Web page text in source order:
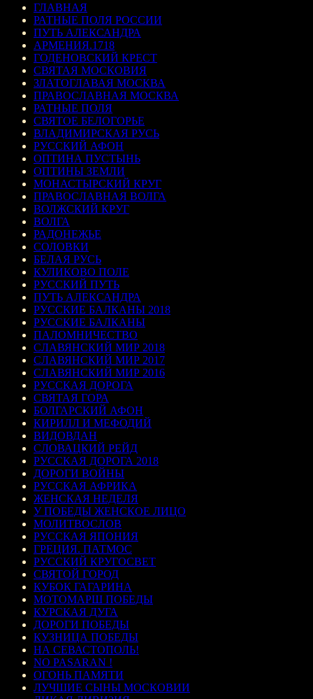
ГЛАВНАЯ
РАТНЫЕ ПОЛЯ РОССИИ
ПУТЬ АЛЕКСАНДРА
АРМЕНИЯ.1718
ГОДЕНОВСКИЙ КРЕСТ
СВЯТАЯ МОСКОВИЯ
ЗЛАТОГЛАВАЯ МОСКВА
ПРАВОСЛАВНАЯ МОСКВА
РАТНЫЕ ПОЛЯ
СВЯТОЕ БЕЛОГОРЬЕ
ВЛАДИМИРСКАЯ РУСЬ
РУССКИЙ АФОН
ОПТИНА ПУСТЫНЬ
ОПТИНЫ ЗЕМЛИ
МОНАСТЫРСКИЙ КРУГ
ПРАВОСЛАВНАЯ ВОЛГА
ВОЛЖСКИЙ КРУГ
ВОЛГА
РАДОНЕЖЬЕ
СОЛОВКИ
БЕЛАЯ РУСЬ
КУЛИКОВО ПОЛЕ
РУССКИЙ ПУТЬ
ПУТЬ АЛЕКСАНДРА
РУССКИЕ БАЛКАНЫ 2018
РУССКИЕ БАЛКАНЫ
ПАЛОМНИЧЕСТВО
СЛАВЯНСКИЙ МИР 2018
СЛАВЯНСКИЙ МИР 2017
СЛАВЯНСКИЙ МИР 2016
РУССКАЯ ДОРОГА
СВЯТАЯ ГОРА
БОЛГАРСКИЙ АФОН
КИРИЛЛ И МЕФОДИЙ
ВИДОВДАН
СЛОВАЦКИЙ РЕЙД
РУССКАЯ ДОРОГА 2018
ДОРОГИ ВОЙНЫ
РУССКАЯ АФРИКА
ЖЕНСКАЯ НЕДЕЛЯ
У ПОБЕДЫ ЖЕНСКОЕ ЛИЦО
МОЛИТВОСЛОВ
РУССКАЯ ЯПОНИЯ
ГРЕЦИЯ. ПАТМОС
РУССКИЙ КРУГОСВЕТ
СВЯТОЙ ГОРОД
КУБОК ГАГАРИНА
МОТОМАРШ ПОБЕДЫ
КУРСКАЯ ДУГА
ДОРОГИ ПОБЕДЫ
КУЗНИЦА ПОБЕДЫ
НА СЕВАСТОПОЛЬ!
NO PASARAN !
ОГОНЬ ПАМЯТИ
ЛУЧШИЕ СЫНЫ МОСКОВИИ